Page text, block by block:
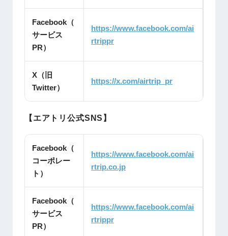
Facebook（
サービス
PR）
https://www.facebook.com/ai
rtrippr
X（旧
Twitter）
https://x.com/airtrip_pr
【エアトリ公式SNS】
Facebook（
コーポレー
ト）
https://www.facebook.com/ai
rtrip.co.jp
Facebook（
サービス
PR）
https://www.facebook.com/ai
rtrippr